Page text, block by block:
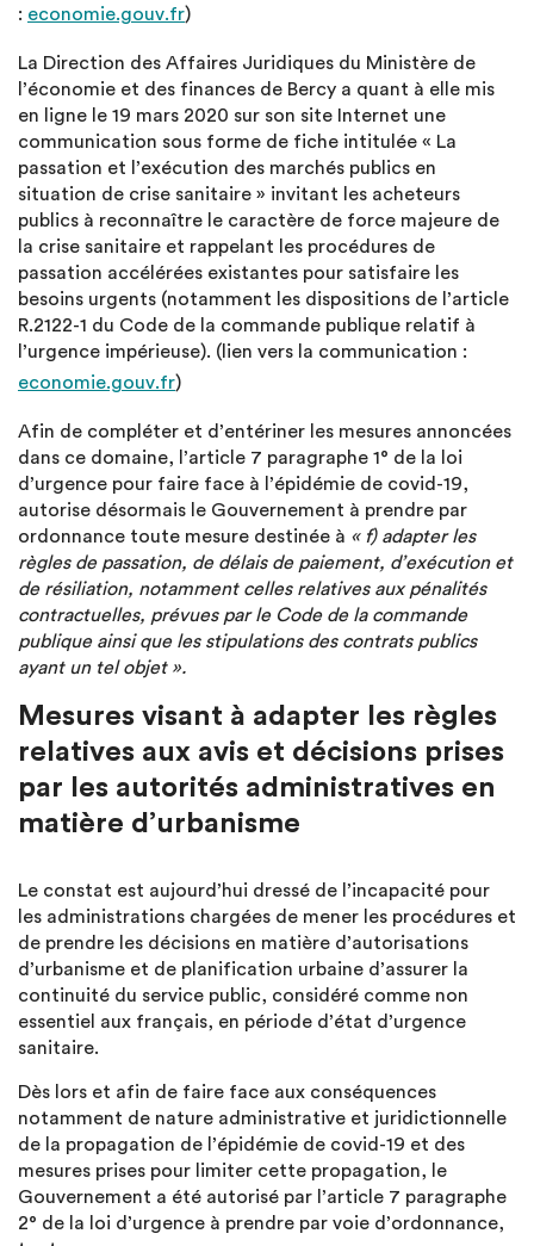
: economie.gouv.fr)
La Direction des Affaires Juridiques du Ministère de
l’économie et des finances de Bercy a quant à elle mis
en ligne le 19 mars 2020 sur son site Internet une
communication sous forme de fiche intitulée « La
passation et l’exécution des marchés publics en
situation de crise sanitaire » invitant les acheteurs
publics à reconnaître le caractère de force majeure de
la crise sanitaire et rappelant les procédures de
passation accélérées existantes pour satisfaire les
besoins urgents (notamment les dispositions de l’article
R.2122-1 du Code de la commande publique relatif à
l’urgence impérieuse). (lien vers la communication :
economie.gouv.fr)
Afin de compléter et d’entériner les mesures annoncées
dans ce domaine, l’article 7 paragraphe 1° de la loi
d’urgence pour faire face à l’épidémie de covid-19,
autorise désormais le Gouvernement à prendre par
ordonnance toute mesure destinée à « f) adapter les
règles de passation, de délais de paiement, d’exécution et
de résiliation, notamment celles relatives aux pénalités
contractuelles, prévues par le Code de la commande
publique ainsi que les stipulations des contrats publics
ayant un tel objet ».
Mesures visant à adapter les règles
relatives aux avis et décisions prises
par les autorités administratives en
matière d’urbanisme
Le constat est aujourd’hui dressé de l’incapacité pour
les administrations chargées de mener les procédures et
de prendre les décisions en matière d’autorisations
d’urbanisme et de planification urbaine d’assurer la
continuité du service public, considéré comme non
essentiel aux français, en période d’état d’urgence
sanitaire.
Dès lors et afin de faire face aux conséquences
notamment de nature administrative et juridictionnelle
de la propagation de l’épidémie de covid-19 et des
mesures prises pour limiter cette propagation, le
Gouvernement a été autorisé par l’article 7 paragraphe
2° de la loi d’urgence à prendre par voie d’ordonnance,